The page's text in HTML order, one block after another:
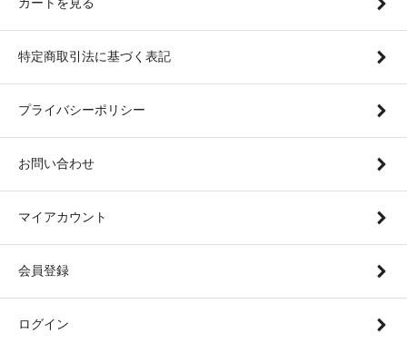
特定商取引法に基づく表記
プライバシーポリシー
お問い合わせ
マイアカウント
会員登録
ログイン